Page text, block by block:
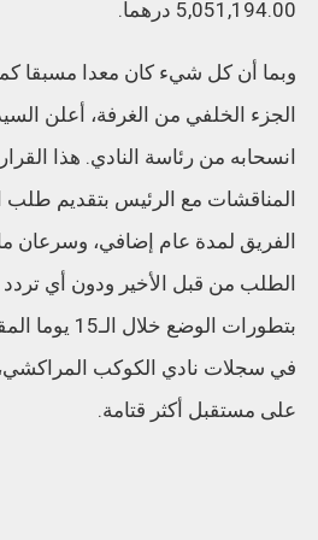
5,051,194.00 درهما.
وبما أن كل شيء كان معدا مسبقا
الجزء الخلفي من الغرفة، أعلن
انسحابه من رئاسة النادي. هذا
المناقشات مع الرئيس بتقديم
الفريق لمدة عام إضافي، وسرعان
الطلب من قبل الأخير ودون أي
بتطورات
في سجلات نادي الكوكب
على مستقبل أكثر قتامة.